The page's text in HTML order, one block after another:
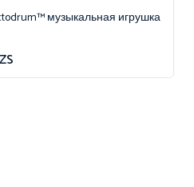
музыкальная игрушка